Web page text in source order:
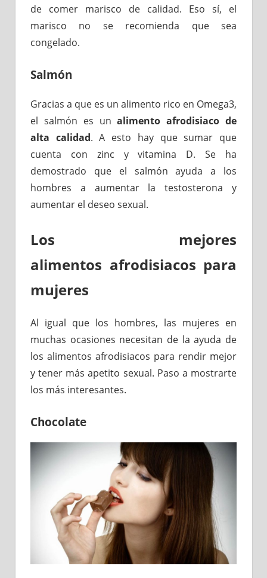
de comer marisco de calidad. Eso sí, el
marisco no se recomienda que sea
congelado.
Salmón
Gracias a que es un alimento rico en Omega3,
el salmón es unalimento afrodisiaco de
alta calidad. A esto hay que sumar que
cuenta con zinc y vitamina D. Se ha
demostrado que el salmón ayuda a los
hombres a aumentar la testosterona y
aumentar el deseo sexual.
Los mejores
alimentos afrodisiacos para
mujeres
Al igual que los hombres, las mujeres en
muchas ocasiones necesitan de la ayuda de
los alimentos afrodisiacos para rendir mejor
y tener más apetito sexual. Paso a mostrarte
los más interesantes.
Chocolate